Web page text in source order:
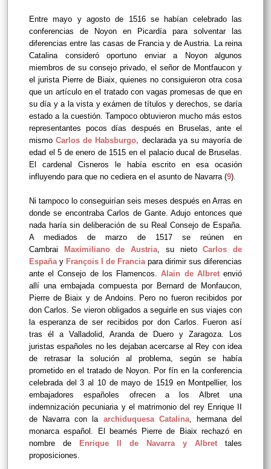
Entre mayo y agosto de 1516 se habían celebrado las
conferencias de Noyon en Picardía para solventar las
diferencias entre las casas de Francia y de Austria. La reina
Catalina consideró oportuno enviar a Noyon algunos
miembros de su consejo privado, el señor de Montfaucon y
el jurista Pierre de Biaix, quienes no consiguieron otra cosa
que un artículo en el tratado con vagas promesas de que en
su día y a la vista y exámen de títulos y derechos, se daría
estado a la cuestión. Tampoco obtuvieron mucho más estos
representantes pocos días después en Bruselas, ante el
mismoCarlos de Habsburgo, declarada ya su mayoría de
edad el 5 de enero de 1515 en el palacio ducal de Bruselas.
El cardenal Cisneros le había escrito en esa ocasión
influyendo para que no cediera en el asunto de Navarra (9).
Ni tampoco lo conseguirían seis meses después en Arras en
donde se encontraba Carlos de Gante. Adujo entonces que
nada haría sin deliberación de su Real Consejo de España.
A mediados de marzo de 1517 se reúnen en
Cambrai Maximiliano de Austria , su nietoCarlos de
España y François I de Francia para dirimir sus diferencias
ante el Consejo de los Flamencos.Alain de Albret envió
allí una embajada compuesta por Bernard de Monfaucon,
Pierre de Biaix y de Andoins. Pero no fueron recibidos por
don Carlos. Se vieron obligados a seguirle en sus viajes con
la esperanza de ser recibidos por don Carlos. Fueron así
tras él a Valladolid, Aranda de Duero y Zaragoza. Los
juristas españoles no les dejaban acercarse al Rey con idea
de retrasar la solución al problema, según se había
prometido en el tratado de Noyon. Por fín en la conferencia
celebrada del 3 al 10 de mayo de 1519 en Montpellier, los
embajadores españoles ofrecen a los Albret una
indemnización pecuniaria y el matrimonio del rey Enrique II
de Navarra con la archiduquesa Catalina, hermana del
monarca español. El bearnés Pierre de Biaix rechazó en
nombre de Enrique II de Navarra y Albret
tales
proposiciones.